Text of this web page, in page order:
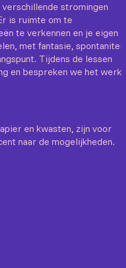
stromingen
is ruimte om te
te verkennen en je eigen
met fantasie, spontaniteit
Tijdens de lessen
en bespreken we het werk
en kwasten, zijn voor
naar de mogelijkheden.